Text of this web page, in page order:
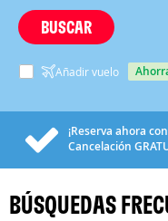
BUSCAR
Añadir vuelo
¡Reserva ahora
Cancelación
BÚSQUEDAS